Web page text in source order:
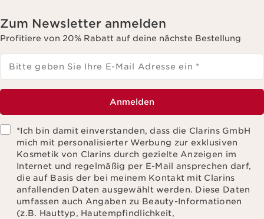
Zum Newsletter anmelden
Profitiere von 20% Rabatt auf deine nächste Bestellung
Bitte geben Sie Ihre E-Mail Adresse ein *
Anmelden
*Ich bin damit einverstanden, dass die Clarins GmbH
mich mit personalisierter Werbung zur exklusiven
Kosmetik von Clarins durch gezielte Anzeigen im
Internet und regelmäßig per E-Mail ansprechen darf,
die auf Basis der bei meinem Kontakt mit Clarins
anfallenden Daten ausgewählt werden. Diese Daten
umfassen auch Angaben zu Beauty-Informationen
(z.B. Hauttyp, Hautempfindlichkeit,